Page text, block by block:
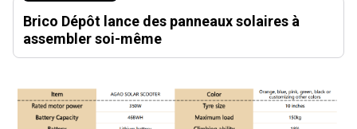
Brico Dépôt lance des panneaux solaires à
assembler soi-même